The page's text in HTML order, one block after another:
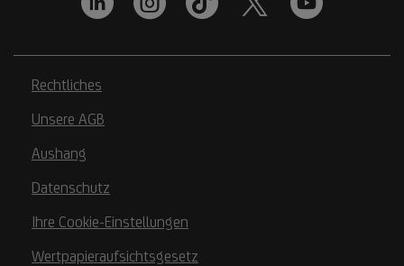
Rechtliches
Unsere AGB
Aushang
Datenschutz
Ihre Cookie-Einstellungen
Wertpapieraufsichtsgesetz